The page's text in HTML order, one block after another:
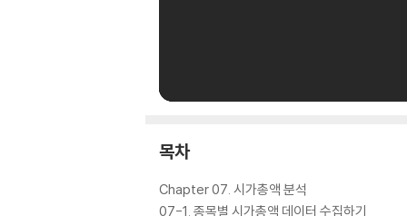
목차
Chapter 07. 시가총액 분석
07-1. 종목별 시가총액 데이터 수집하기